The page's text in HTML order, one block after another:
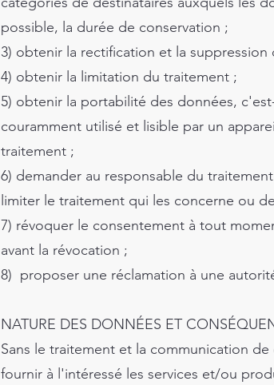
possible, la durée de conservation ;
3) ​obtenir la rectification et la suppression
4) obtenir la limitation du traitement ;
5) obtenir la portabilité des données,
couramment utilisé et lisible par un
traitement ;
6) demander au responsable du
limiter le traitement qui les concerne ou
7) révoquer le consentement à tout
avant la révocation ;
8) proposer une réclamation à une
NATURE DES DONNÉES ET
Sans le traitement et la communication
fournir à l'intéressé les services et/ou